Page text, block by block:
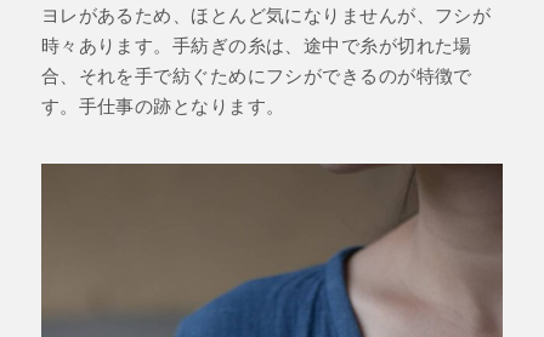
ヨレがあるため、ほとんど気になりませんが、フシが
時々あります。手紡ぎの糸は、途中で糸が切れた場
合、それを手で紡ぐためにフシができるのが特徴で
す。手仕事の跡となります。